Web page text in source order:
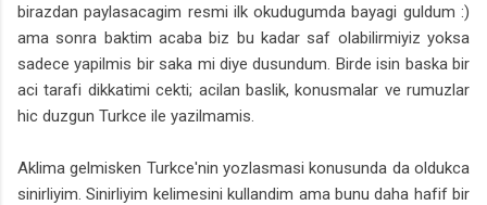
birazdan paylasacagim resmi ilk okudugumda bayagi guldum :)
ama sonra baktim acaba biz bu kadar saf olabilirmiyiz yoksa
sadece yapilmis bir saka mi diye dusundum. Birde isin baska bir
aci tarafi dikkatimi cekti; acilan baslik, konusmalar ve rumuzlar
hic duzgun Turkce ile yazilmamis.
Aklima gelmisken Turkce'nin yozlasmasi konusunda da oldukca
sinirliyim. Sinirliyim kelimesini kullandim ama bunu daha hafif bir